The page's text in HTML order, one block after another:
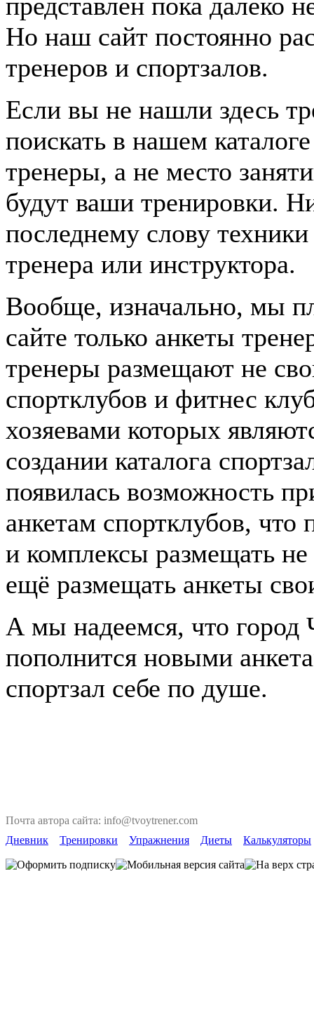
Но наш сайт постоянно
тренеров и спортзалов.
Если вы не нашли здесь
поискать в нашем
тренеры, а не место
будут ваши тренировки.
последнему слову
тренера или инструктора.
Вообще, изначально, мы
сайте только анкеты
тренеры размещают не
спортклубов и фитнес
хозяевами которых
создании каталога
появилась возможность
анкетам спортклубов,
и комплексы размещать
ещё размещать анкеты
А мы надеемся, что город
пополнится новыми
спортзал себе по душе.
Почта автора сайта: info@tvoytrener.com
Дневник
Тренировки Упражнения Диеты Калькуляторы